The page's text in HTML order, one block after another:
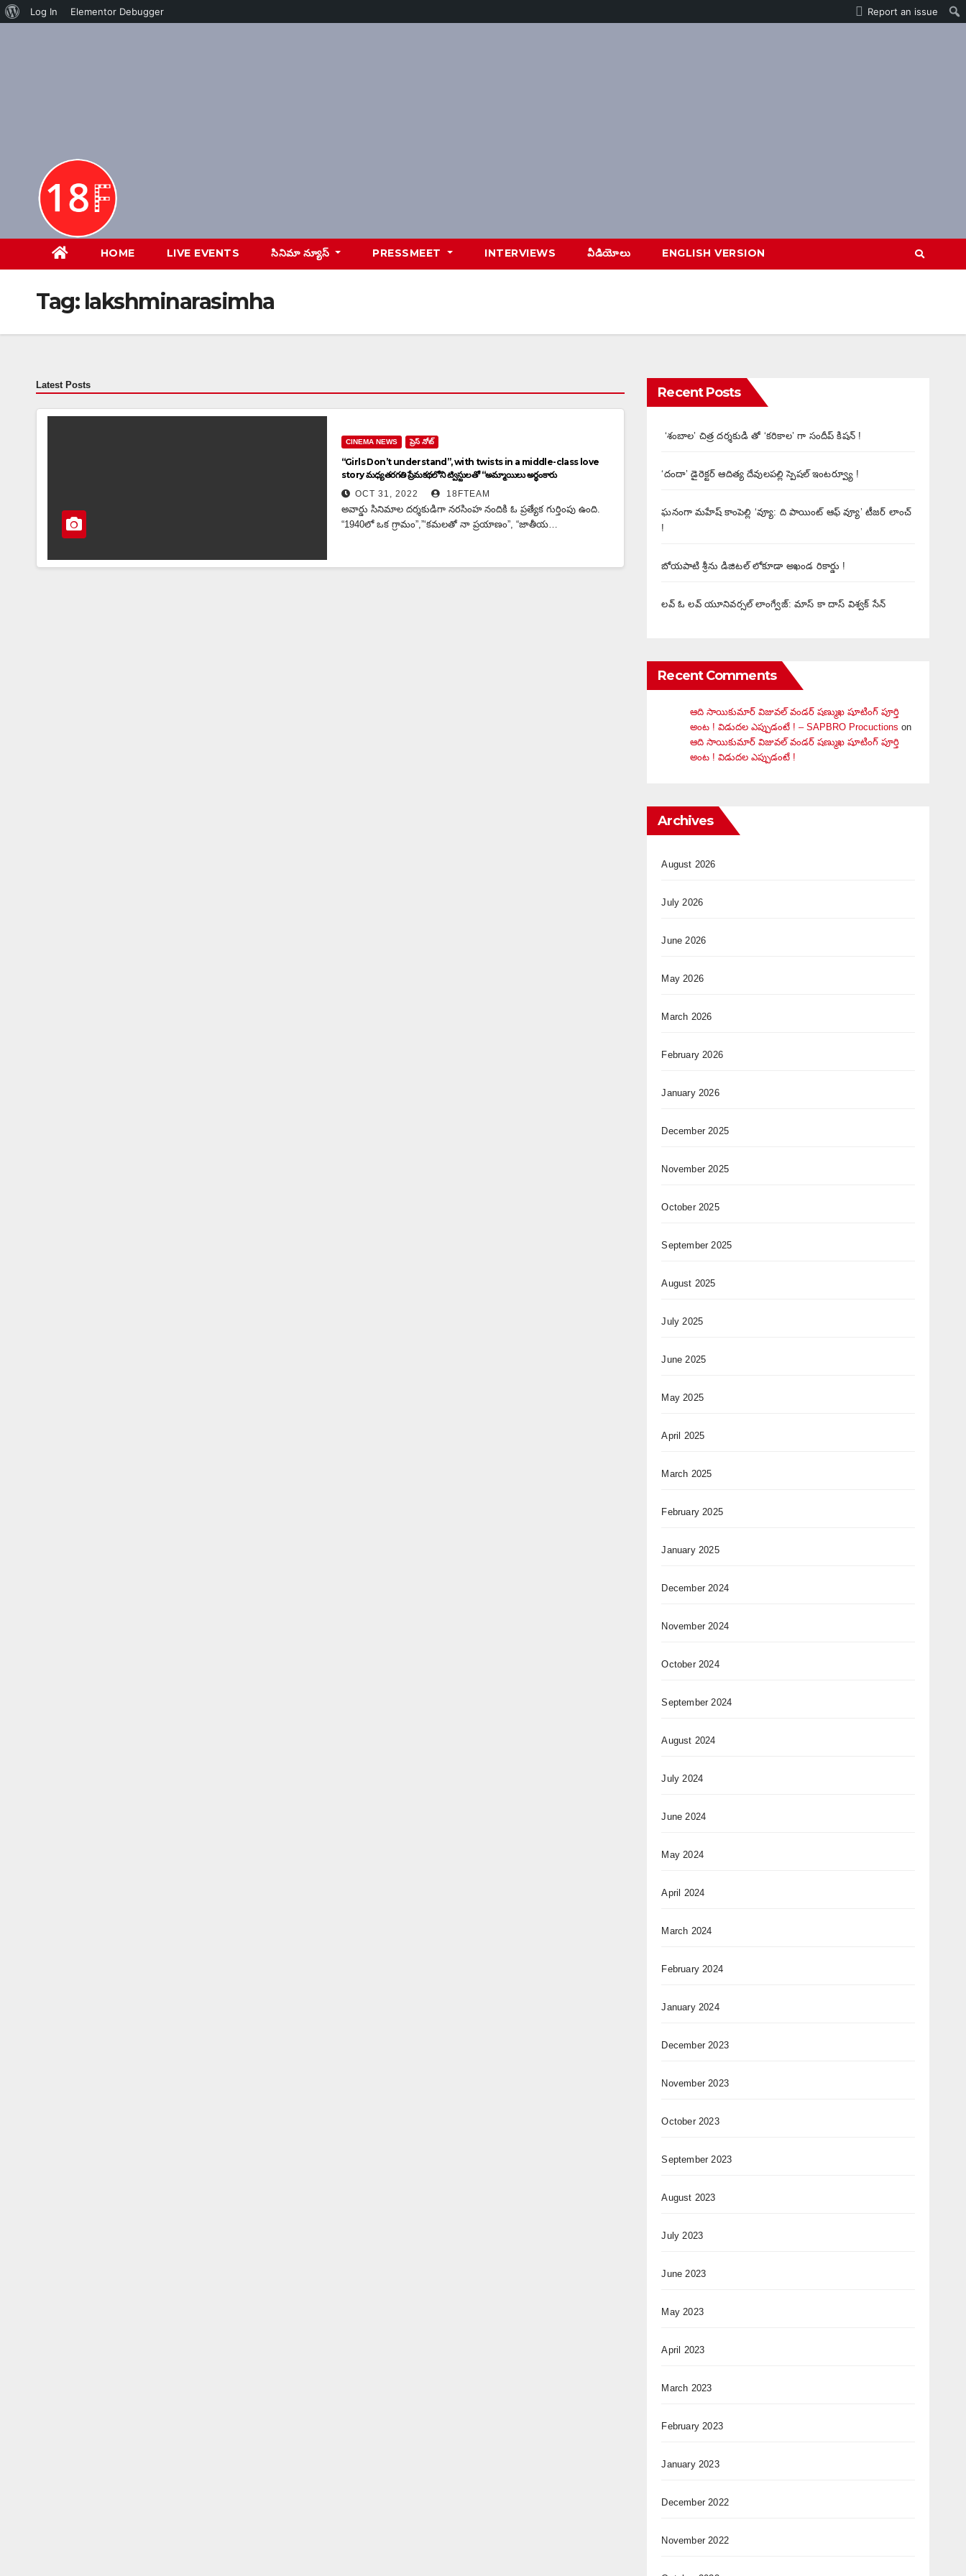
About
Log In Elementor Debugger Report an issue
HOME LIVE EVENTS సినిమా న్యూస్ PRESSMEET INTERVIEWS వీడియోలు ENGLISH VERSION
Tag: lakshminarasimha
Latest Posts
CINEMA NEWS ప్రెస్ నోట్
“Girls Don’t understand”, with twists in a middle-class love
story మధ్యతరగతి ప్రేమకథలోని ట్విస్టులతో “అమ్మాయిలు అర్థంకారు
OCT 31, 2022 18FTEAM
అవార్డు సినిమాల దర్శకుడిగా నరసింహ నందికి ఓ ప్రత్యేక గుర్తింపు ఉంది.
“1940లో ఒక గ్రామం”,”‘కమలతో నా ప్రయాణం”, “జాతీయ…
Recent Posts
‘శంబాల’ చిత్ర దర్శకుడి తో ‘కరికాల’ గా సందీప్ కిషన్ !
‘దందా’ డైరెక్ట‌ర్ ఆదిత్య దేవులపల్లి స్పెషల్ ఇంటర్వ్యూ !
ఘనంగా మహేష్ కాంపెల్లి ‘వ్యూ: ది పాయింట్ ఆఫ్ వ్యూ’ టీజర్ లాంచ్
!
బోయపాటి శ్రీను డిజిటల్‌ లోకూడా అఖండ రికార్డు !
లవ్ ఓ లవ్ యూనివర్సల్ లాంగ్వేజ్‌: మాస్ కా దాస్ విశ్వక్ సేన్
Recent Comments
ఆది సాయికుమార్ విజువ‌ల్ వండ‌ర్ ష‌ణ్ముఖ షూటింగ్ పూర్తి
అంట ! విడుదల ఎప్పుడంటే ! – SAPBRO Procuctions on
ఆది సాయికుమార్ విజువ‌ల్ వండ‌ర్ ష‌ణ్ముఖ షూటింగ్ పూర్తి
అంట ! విడుదల ఎప్పుడంటే !
Archives
August 2026
July 2026
June 2026
May 2026
March 2026
February 2026
January 2026
December 2025
November 2025
October 2025
September 2025
August 2025
July 2025
June 2025
May 2025
April 2025
March 2025
February 2025
January 2025
December 2024
November 2024
October 2024
September 2024
August 2024
July 2024
June 2024
May 2024
April 2024
March 2024
February 2024
January 2024
December 2023
November 2023
October 2023
September 2023
August 2023
July 2023
June 2023
May 2023
April 2023
March 2023
February 2023
January 2023
December 2022
November 2022